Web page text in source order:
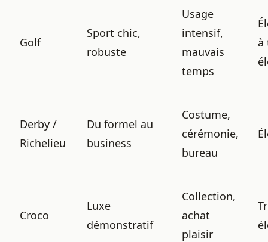
Golf
Sport chic,
robuste
Usage
intensif,
mauvais
temps
à
Derby /
Richelieu
Du formel au
business
Costume,
cérémonie,
bureau
Croco
Luxe
démonstratif
Collection,
achat
plaisir